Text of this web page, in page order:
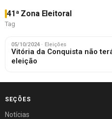
41ª Zona Eleitoral
Tag
05/10/2024 · Eleições
Vitória da Conquista não
eleição
SEÇÕES
Notícias